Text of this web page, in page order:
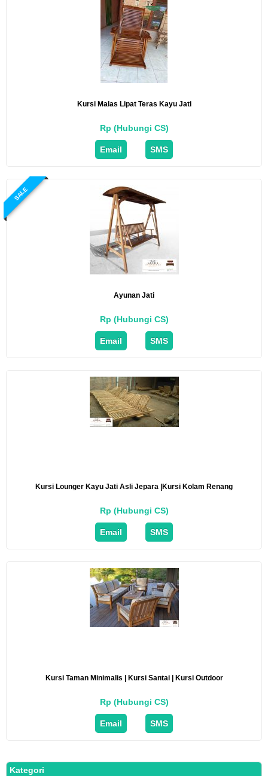
Kursi Malas Lipat Teras Kayu Jati
Rp (Hubungi CS)
Email SMS
SALE
Ayunan Jati
Rp (Hubungi CS)
Email SMS
Kursi Lounger Kayu Jati Asli Jepara |kursi Kolam Renang
Rp (Hubungi CS)
Email SMS
Kursi Taman Minimalis | Kursi Santai | Kursi Outdoor
Rp (Hubungi CS)
Email SMS
Kategori